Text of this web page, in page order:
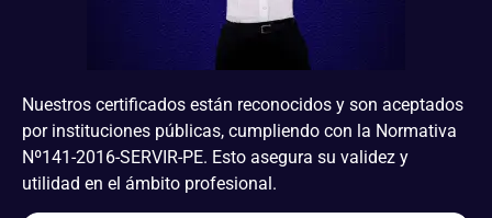
Nuestros certificados están reconocidos y son aceptados
por instituciones públicas, cumpliendo con la Normativa
Nº141-2016-SERVIR-PE. Esto asegura su validez y
utilidad en el ámbito profesional.